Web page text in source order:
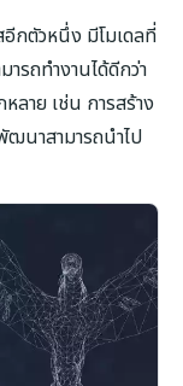
กตัวหนึ่ง มีโมเดลที่
รถทำงานได้ดีกว่า
ลาย เช่น การสร้าง
นาสามารถนำไป